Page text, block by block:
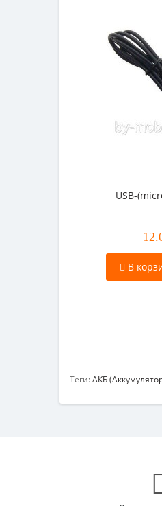
USB-
В
Теги:АКБ